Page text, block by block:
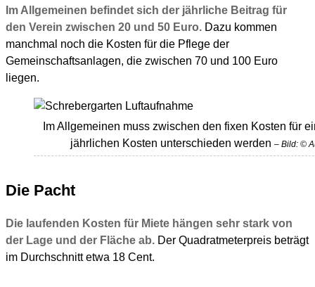
Im Allgemeinen befindet sich der jährliche Beitrag für
den Verein zwischen 20 und 50 Euro. Dazu kommen
manchmal noch die Kosten für die Pflege der
Gemeinschaftsanlagen, die zwischen 70 und 100 Euro
liegen.
Im Allgemeinen muss zwischen den fixen Kosten für
jährlichen Kosten unterschieden werden – Bild: ©
Die Pacht
Die laufenden Kosten für Miete hängen sehr stark von
der Lage und der Fläche ab. Der Quadratmeterpreis beträgt
im Durchschnitt etwa 18 Cent.